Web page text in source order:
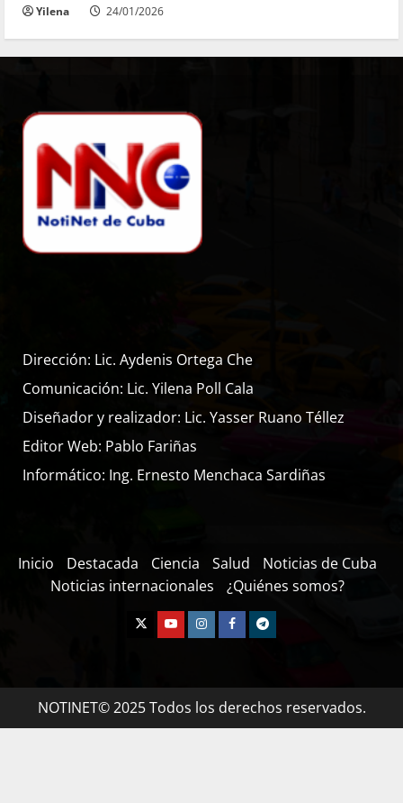
Yilena 24/01/2026
Dirección: Lic. Aydenis Ortega Che
Comunicación: Lic. Yilena Poll Cala
Diseñador y realizador: Lic. Yasser Ruano Téllez
Editor Web: Pablo Fariñas
Informático: Ing. Ernesto Menchaca Sardiñas
Inicio Destacada Ciencia Salud
Noticias de Cuba
Noticias internacionales
¿Quiénes somos?
NOTINET© 2025 Todos los derechos reservados.